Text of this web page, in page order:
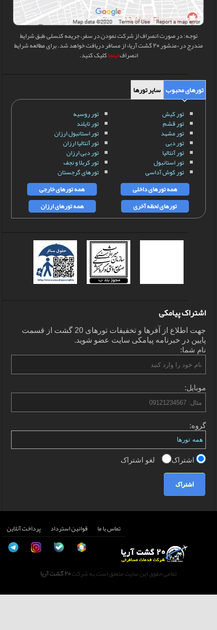
توجه: در صورت انصراف از شرکت نمودن در سفر، جریمه کنسلی طبق شرایط
مندرج در «منشور 20 گشت آریا» از مسافر دریافت خواهد شد. برای مطالعه شرایط
انصرافاینجاکلیک کنید.
تورهای محبوب سایر تورها
تور کیش
تور قشم
تور مشهد
تور دبی
تور آنتالیا
تور استانبول
تور کوش آداسی
تور روسیه
تور تایلند
تور استانبول ارزان
تور آنتالیا ارزان
تور دبی ارزان
تور کربلا و نجف
تورهای گرجستان
همه تورهای داخلی
همه تورهای خارجی
تورهای لحظه آخری
همه تورهای ارزان
اشتراک پیامکی
جهت اطلاع از آفرها و تخفیفات تورهای 20 گشت از قسمت
پایین در خبرنامه پیامکی سایت عضو شوید.
نام شما:
موبایل:
گروه:
اشتراک لغو اشتراک
اشتراک
تماس با ما قوانین استرداد پرداخت آنلاین
تمامی حقوق این سایت متعلق است به شرکت20 گشت آریا